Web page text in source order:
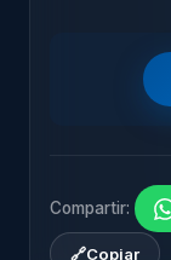
Compartir:
🔗Copiar